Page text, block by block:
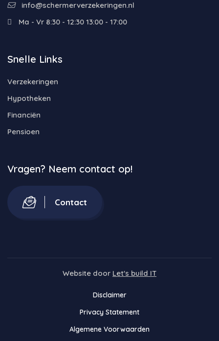
info@schermerverzekeringen.nl
Ma - Vr 8:30 - 12:30 13:00 - 17:00
Snelle Links
Verzekeringen
Hypotheken
Financiën
Pensioen
Vragen? Neem contact op!
Contact
Website door Let's build IT
Disclaimer
Privacy Statement
Algemene Voorwaarden